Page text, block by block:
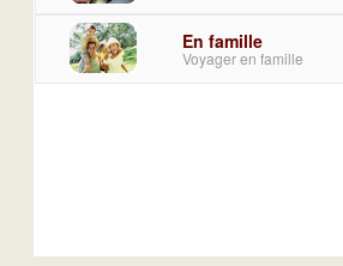
En famille
Voyager en famille